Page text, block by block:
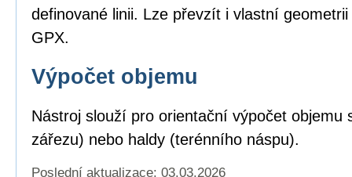
definované linii. Lze převzít i vlastní
GPX.
Výpočet objemu
Nástroj slouží pro orientační výpočet objemu
zářezu) nebo haldy (terénního náspu).
Poslední aktualizace: 03.03.2026